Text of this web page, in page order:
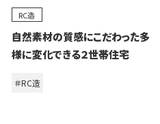
RC造
自然素材の質感にこだわった多
様に変化できる２世帯住宅
＃RC造